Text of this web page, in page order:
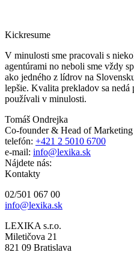
Kickresume
V minulosti sme pracovali s
agentúrami no neboli sme vždy
ako jedného z lídrov na
lepšie. Kvalita prekladov sa
používali v minulosti.
Tomáš Ondrejka
Co-founder & Head of Marketing
telefón: +421 2 5010 6700
e-mail: info@lexika.sk
Nájdete nás:
Kontakty
02/501 067 00
info@lexika.sk
LEXIKA s.r.o.
Miletičova 21
821 09 Bratislava